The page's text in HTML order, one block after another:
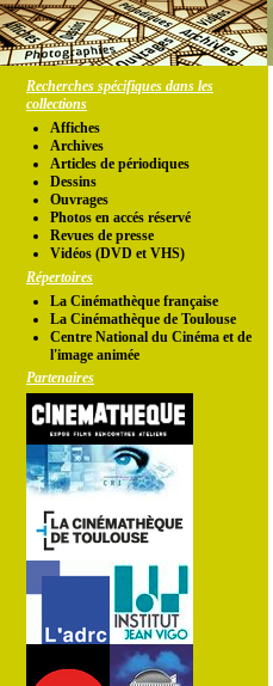
Recherches spécifiques dans les
collections
Affiches
Archives
Articles de périodiques
Dessins
Ouvrages
Photos en accés réservé
Revues de presse
Vidéos (DVD et VHS)
Répertoires
La Cinémathèque française
La Cinémathèque de Toulouse
Centre National du Cinéma et de
l'image animée
Partenaires